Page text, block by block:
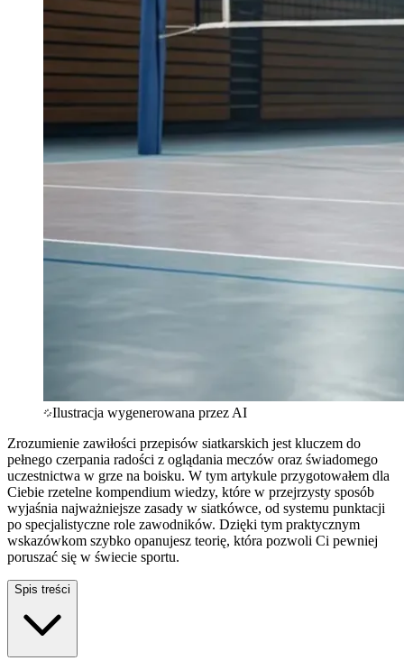
Ilustracja wygenerowana przez AI
Zrozumienie zawiłości przepisów siatkarskich jest kluczem do
pełnego czerpania radości z oglądania meczów oraz świadomego
uczestnictwa w grze na boisku. W tym artykule przygotowałem dla
Ciebie rzetelne kompendium wiedzy, które w przejrzysty sposób
wyjaśnia najważniejsze zasady w siatkówce, od systemu punktacji
po specjalistyczne role zawodników. Dzięki tym praktycznym
wskazówkom szybko opanujesz teorię, która pozwoli Ci pewniej
poruszać się w świecie sportu.
Spis treści